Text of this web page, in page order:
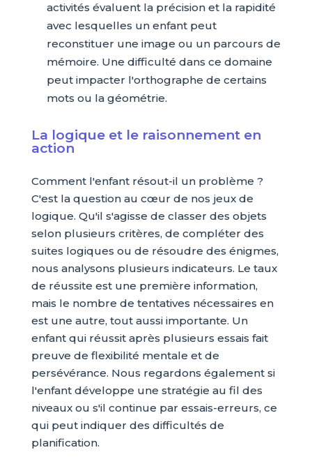
activités évaluent la précision et la rapidité
avec lesquelles un enfant peut
reconstituer une image ou un parcours de
mémoire. Une difficulté dans ce domaine
peut impacter l'orthographe de certains
mots ou la géométrie.
La logique et le raisonnement en
action
Comment l'enfant résout-il un problème ?
C'est la question au cœur de nos jeux de
logique. Qu'il s'agisse de classer des objets
selon plusieurs critères, de compléter des
suites logiques ou de résoudre des énigmes,
nous analysons plusieurs indicateurs. Le taux
de réussite est une première information,
mais le nombre de tentatives nécessaires en
est une autre, tout aussi importante. Un
enfant qui réussit après plusieurs essais fait
preuve de flexibilité mentale et de
persévérance. Nous regardons également si
l'enfant développe une stratégie au fil des
niveaux ou s'il continue par essais-erreurs, ce
qui peut indiquer des difficultés de
planification.